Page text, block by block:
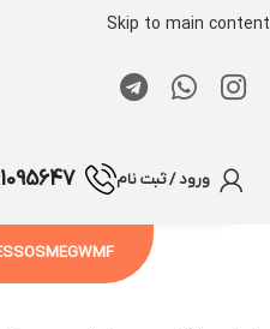
Skip to main content
ورود / ثبت نام - 021
WMF
SMEG